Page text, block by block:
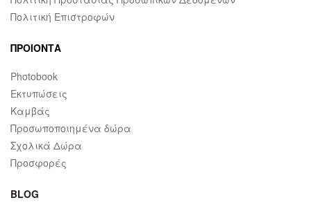
Πολιτική Επιστροφών
ΠΡΟΙΟΝΤΑ
Photobook
Εκτυπώσεις
Καμβάς
Προσωποποιημένα δώρα
Σχολικά Δώρα
Προσφορές
BLOG